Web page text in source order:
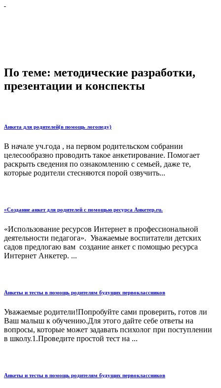
По теме: методические разработки,
презентации и конспекты
Анкета для родителей(в помощь логопеду)
В начале уч.года , на первом родительском собрании
целесообразно проводить такое анкетирование. Помогает
раскрыть сведения по ознакомлению с семьей, даже те,
которые родители стесняются порой озвучить...
«Создание анкет для родителей с помощью ресурса Анкетер.ru.
«Использование ресурсов Интернет в профессиональной
деятельности педагога». Уважаемые воспитатели детских
садов предлогаю вам создание анкет с помощью ресурса
Интернет Анкетер. ...
Анкеты и тесты в помощь родителям будущих первоклассников
Уважаемые родители!Попробуйте сами проверить, готов ли
Ваш малыш к обучению.Для этого дайте себе ответы на
вопросы, которые может задавать психолог при поступлении
в школу.1.Проведите простой тест на ...
Анкеты и тесты в помощь родителям будущих первоклассников